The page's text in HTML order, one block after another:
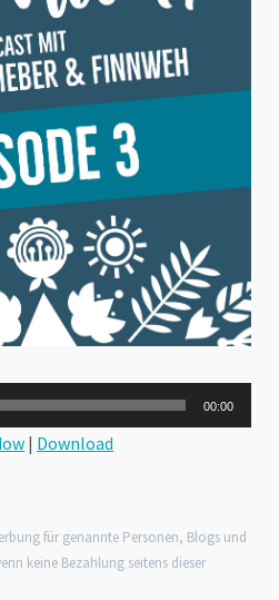
00:00
| Download
für genannte Personen, Blogs und
keine Bezahlung seitens dieser